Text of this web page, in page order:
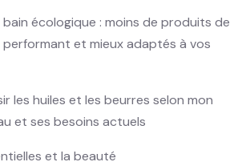
bain écologique : moins de produits de
et mieux adaptés à vos
les huiles et les beurres selon mon
et ses besoins actuels
et la beauté